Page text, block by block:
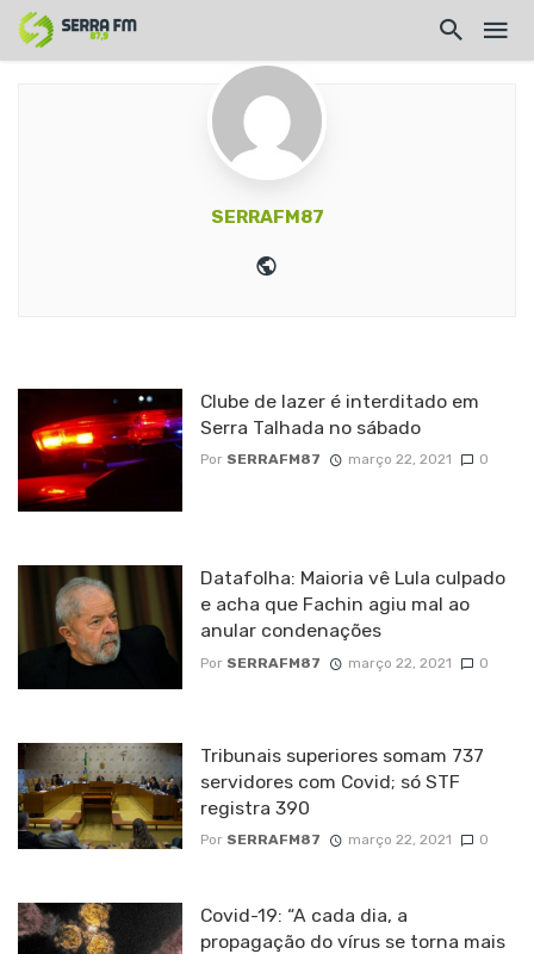
SERRAFM87
Clube de lazer é interditado em
Serra Talhada no sábado
Por SERRAFM87 março 22, 2021 0
Datafolha: Maioria vê Lula culpado
e acha que Fachin agiu mal ao
anular condenações
Por SERRAFM87 março 22, 2021 0
Tribunais superiores somam 737
servidores com Covid; só STF
registra 390
Por SERRAFM87 março 22, 2021 0
Covid-19: “A cada dia, a
propagação do vírus se torna mais